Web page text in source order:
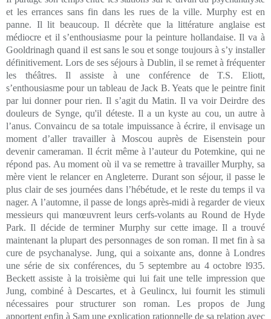
et les errances sans fin dans les rues de la ville. Murphy est en
panne. Il lit beaucoup. Il décrète que la littérature anglaise est
médiocre et il s’enthousiasme pour la peinture hollandaise. Il va à
Gooldrinagh quand il est sans le sou et songe toujours à s’y installer
définitivement. Lors de ses séjours à Dublin, il se remet à fréquenter
les théâtres. Il assiste à une conférence de T.S. Eliott,
s’enthousiasme pour un tableau de Jack B. Yeats que le peintre finit
par lui donner pour rien. Il s’agit du Matin. Il va voir Deirdre des
douleurs de Synge, qu'il déteste. Il a un kyste au cou, un autre à
l’anus. Convaincu de sa totale impuissance à écrire, il envisage un
moment d’aller travailler à Moscou auprès de Eisenstein pour
devenir cameraman. Il écrit même à l’auteur du Potemkine, qui ne
répond pas. Au moment où il va se remettre à travailler Murphy, sa
mère vient le relancer en Angleterre. Durant son séjour, il passe le
plus clair de ses journées dans l’hébétude, et le reste du temps il va
nager. A l’automne, il passe de longs après-midi à regarder de vieux
messieurs qui manœuvrent leurs cerfs-volants au Round de Hyde
Park. Il décide de terminer Murphy sur cette image. Il a trouvé
maintenant la plupart des personnages de son roman. Il met fin à sa
cure de psychanalyse. Jung, qui a soixante ans, donne à Londres
une série de six conférences, du 5 septembre au 4 octobre l935.
Beckett assiste à la troisième qui lui fait une telle impression que
Jung, combiné à Descartes, et à Geulincx, lui fournit les stimuli
nécessaires pour structurer son roman. Les propos de Jung
apportent enfin à Sam une explication rationnelle de sa relation avec